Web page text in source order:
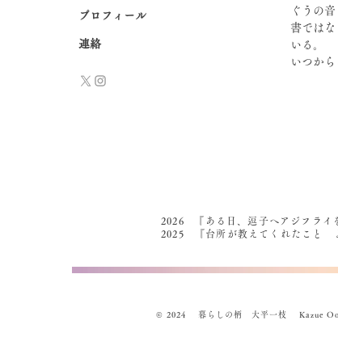
ぐうの音
書では
いる。
いつか
プロフィール
連絡
2026 『ある日、逗子へアジフライ
2025 『台所が教えてくれたこと
© 2024 暮らしの柄 大平一枝 Kazue